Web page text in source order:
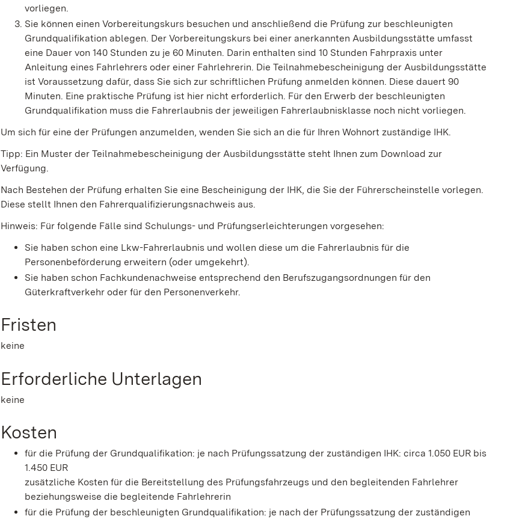
vorliegen.
Sie können einen Vorbereitungskurs besuchen und anschließend die Prüfung zur beschleunigten
Grundqualifikation ablegen. Der Vorbereitungskurs bei einer anerkannten Ausbildungsstätte umfasst
eine Dauer von 140 Stunden zu je 60 Minuten. Darin enthalten sind 10 Stunden Fahrpraxis unter
Anleitung eines Fahrlehrers oder einer Fahrlehrerin. Die Teilnahmebescheinigung der Ausbildungsstätte
ist Voraussetzung dafür, dass Sie sich zur schriftlichen Prüfung anmelden können. Diese dauert 90
Minuten. Eine praktische Prüfung ist hier nicht erforderlich. Für den Erwerb der beschleunigten
Grundqualifikation muss die Fahrerlaubnis der jeweiligen Fahrerlaubnisklasse noch nicht vorliegen.
Um sich für eine der Prüfungen anzumelden, wenden Sie sich an die für Ihren Wohnort zuständige IHK.
Tipp: Ein Muster der Teilnahmebescheinigung der Ausbildungsstätte steht Ihnen zum Download zur
Verfügung.
Nach Bestehen der Prüfung erhalten Sie eine Bescheinigung der IHK, die Sie der Führerscheinstelle vorlegen.
Diese stellt Ihnen den Fahrerqualifizierungsnachweis aus.
Hinweis: Für folgende Fälle sind Schulungs- und Prüfungserleichterungen vorgesehen:
Sie haben schon eine Lkw-Fahrerlaubnis und wollen diese um die Fahrerlaubnis für die
Personenbeförderung erweitern (oder umgekehrt).
Sie haben schon Fachkundenachweise entsprechend den Berufszugangsordnungen für den
Güterkraftverkehr oder für den Personenverkehr.
Fristen
keine
Erforderliche Unterlagen
keine
Kosten
für die Prüfung der Grundqualifikation: je nach Prüfungssatzung der zuständigen IHK: circa 1.050 EUR bis
1.450 EUR
zusätzliche Kosten für die Bereitstellung des Prüfungsfahrzeugs und den begleitenden Fahrlehrer
beziehungsweise die begleitende Fahrlehrerin
für die Prüfung der beschleunigten Grundqualifikation: je nach der Prüfungssatzung der zuständigen